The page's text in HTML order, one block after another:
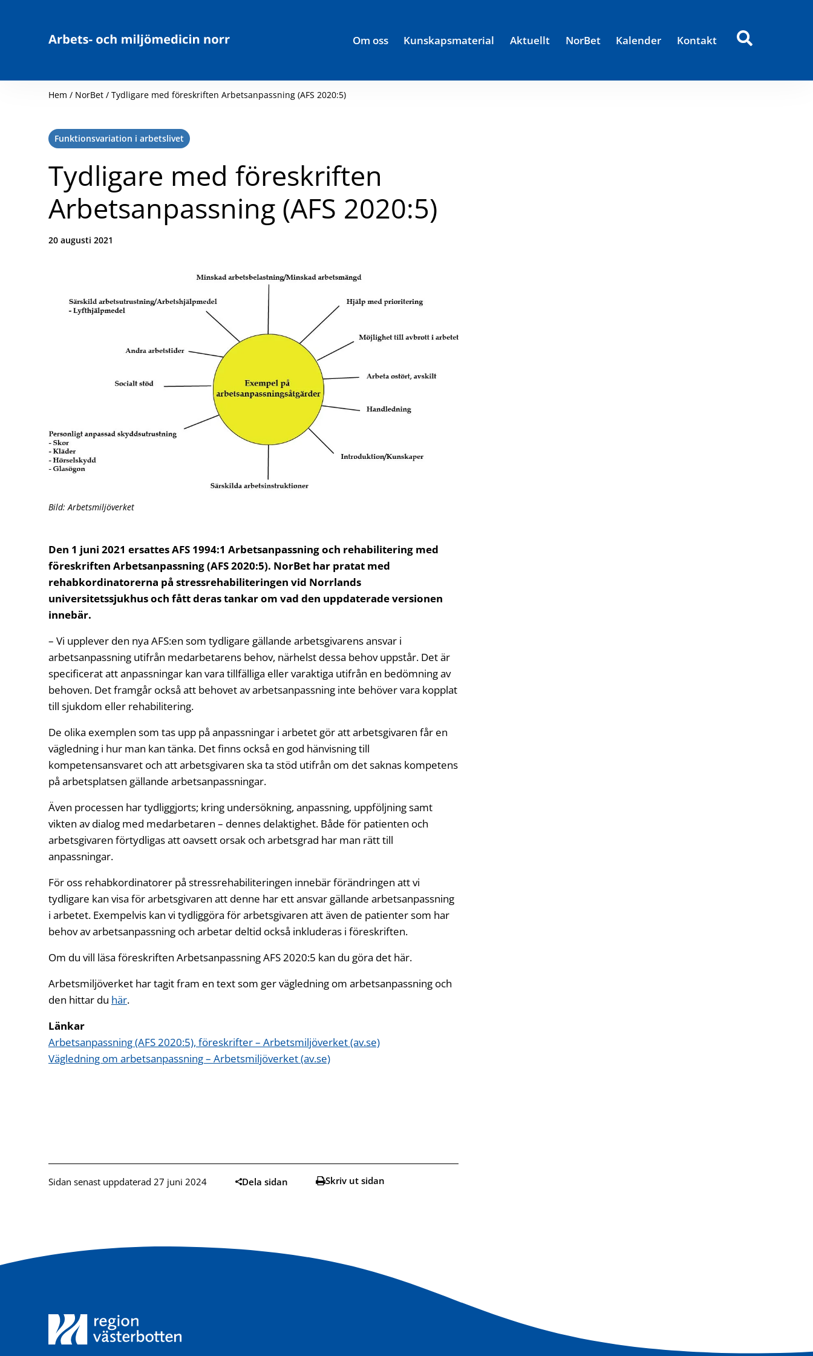
Om oss Kunskapsmaterial Aktuellt NorBet Kalender Kontakt
Hem / NorBet / Tydligare med föreskriften Arbetsanpassning (AFS 2020:5)
Kategori:
Funktionsvariation i arbetslivet
Tydligare med föreskriften
Arbetsanpassning (AFS 2020:5)
Datum:
20 augusti 2021
Bild: Arbetsmiljöverket
Den 1 juni 2021 ersattes AFS 1994:1 Arbetsanpassning och rehabilitering med
föreskriften Arbetsanpassning (AFS 2020:5). NorBet har pratat med
rehabkordinatorerna på stressrehabiliteringen vid Norrlands
universitetssjukhus och fått deras tankar om vad den uppdaterade versionen
innebär.
– Vi upplever den nya AFS:en som tydligare gällande arbetsgivarens ansvar i
arbetsanpassning utifrån medarbetarens behov, närhelst dessa behov uppstår. Det är
specificerat att anpassningar kan vara tillfälliga eller varaktiga utifrån en bedömning av
behoven. Det framgår också att behovet av arbetsanpassning inte behöver vara kopplat
till sjukdom eller rehabilitering.
De olika exemplen som tas upp på anpassningar i arbetet gör att arbetsgivaren får en
vägledning i hur man kan tänka. Det finns också en god hänvisning till
kompetensansvaret och att arbetsgivaren ska ta stöd utifrån om det saknas kompetens
på arbetsplatsen gällande arbetsanpassningar.
Även processen har tydliggjorts; kring undersökning, anpassning, uppföljning samt
vikten av dialog med medarbetaren – dennes delaktighet. Både för patienten och
arbetsgivaren förtydligas att oavsett orsak och arbetsgrad har man rätt till
anpassningar.
För oss rehabkordinatorer på stressrehabiliteringen innebär förändringen att vi
tydligare kan visa för arbetsgivaren att denne har ett ansvar gällande arbetsanpassning
i arbetet. Exempelvis kan vi tydliggöra för arbetsgivaren att även de patienter som har
behov av arbetsanpassning och arbetar deltid också inkluderas i föreskriften.
Om du vill läsa föreskriften Arbetsanpassning AFS 2020:5 kan du göra det här.
Arbetsmiljöverket har tagit fram en text som ger vägledning om arbetsanpassning och
den hittar du här.
Länkar
Arbetsanpassning (AFS 2020:5), föreskrifter – Arbetsmiljöverket (av.se)
Vägledning om arbetsanpassning – Arbetsmiljöverket (av.se)
Sidan senast uppdaterad 27 juni 2024 Dela sidan Skriv ut sidan